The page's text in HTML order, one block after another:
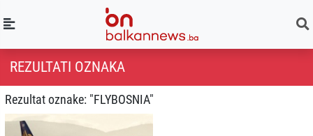
REZULTATI OZNAKA
Rezultat oznake: "FLYBOSNIA"